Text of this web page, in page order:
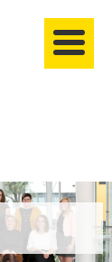
anmelden